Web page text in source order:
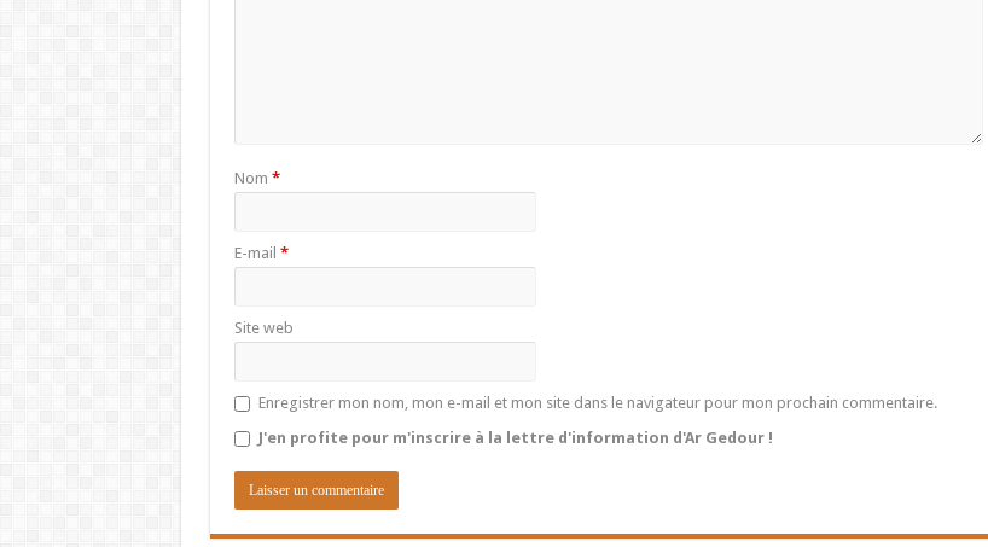
Nom *
E-mail *
Site web
Enregistrer mon nom, mon e-mail et mon site dans le navigateur pour mon prochain commentaire.
J'en profite pour m'inscrire à la lettre d'information d'Ar Gedour !